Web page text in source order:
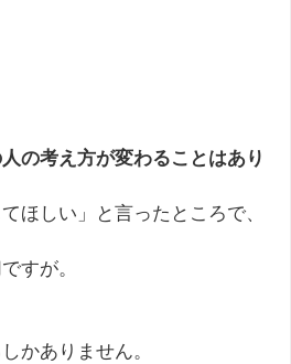
の考え方が変わることはあり
ほしい」と言ったところで、
すが。
かありません。